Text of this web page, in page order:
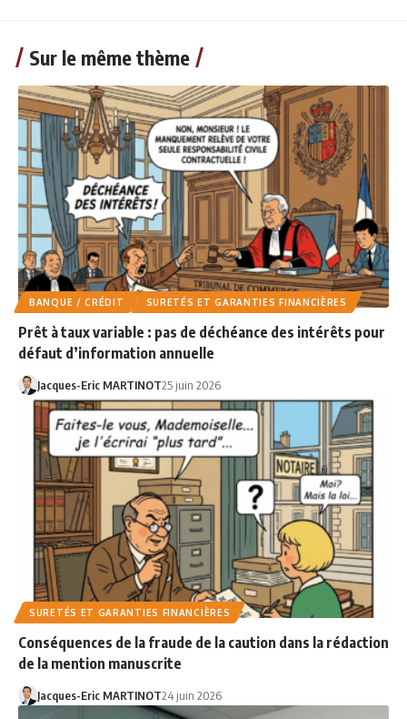
Sur le même thème
BANQUE / CRÉDIT SURETÉS ET GARANTIES FINANCIÈRES
Prêt à taux variable : pas de déchéance des intérêts pour
défaut d’information annuelle
Jacques-Eric MARTINOT25 juin 2026
SURETÉS ET GARANTIES FINANCIÈRES
Conséquences de la fraude de la caution dans la rédaction
de la mention manuscrite
Jacques-Eric MARTINOT24 juin 2026